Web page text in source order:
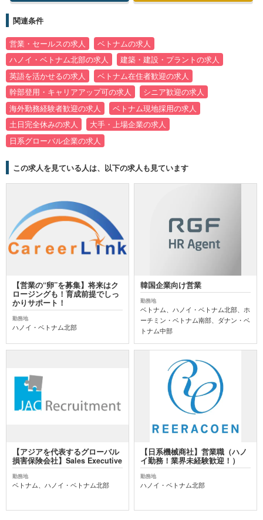
関連条件
営業・セールスの求人
ベトナムの求人
ハノイ・ベトナム北部の求人
建築・建設・プラントの求人
英語を活かせるの求人
ベトナム在住者歓迎の求人
幹部登用・キャリアアップ可の求人
シニア歓迎の求人
海外勤務経験者歓迎の求人
ベトナム現地採用の求人
土日完全休みの求人
大手・上場企業の求人
日系グローバル企業の求人
この求人を見ている人は、以下の求人も見ています
【営業の“卵”を募集】将来はク
ロージングも！育成前提でしっ
かりサポート！
勤務地
ハノイ・ベトナム北部
韓国企業向け営業
勤務地
ベトナム、ハノイ・ベトナム北部、ホ
ーチミン・ベトナム南部、ダナン・ベ
トナム中部
【アジアを代表するグローバル
損害保険会社】Sales Executive
勤務地
ベトナム、ハノイ・ベトナム北部
【日系機械商社】営業職（ハノ
イ勤務！業界未経験歓迎！）
勤務地
ハノイ・ベトナム北部